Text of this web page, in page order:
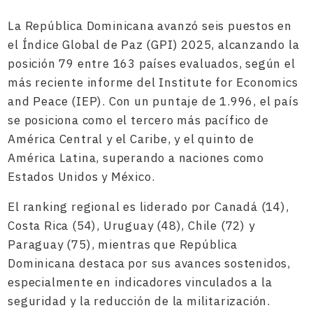
La República Dominicana avanzó seis puestos en
el Índice Global de Paz (GPI) 2025, alcanzando la
posición 79 entre 163 países evaluados, según el
más reciente informe del Institute for Economics
and Peace (IEP). Con un puntaje de 1.996, el país
se posiciona como el tercero más pacífico de
América Central y el Caribe, y el quinto de
América Latina, superando a naciones como
Estados Unidos y México.
El ranking regional es liderado por Canadá (14),
Costa Rica (54), Uruguay (48), Chile (72) y
Paraguay (75), mientras que República
Dominicana destaca por sus avances sostenidos,
especialmente en indicadores vinculados a la
seguridad y la reducción de la militarización.